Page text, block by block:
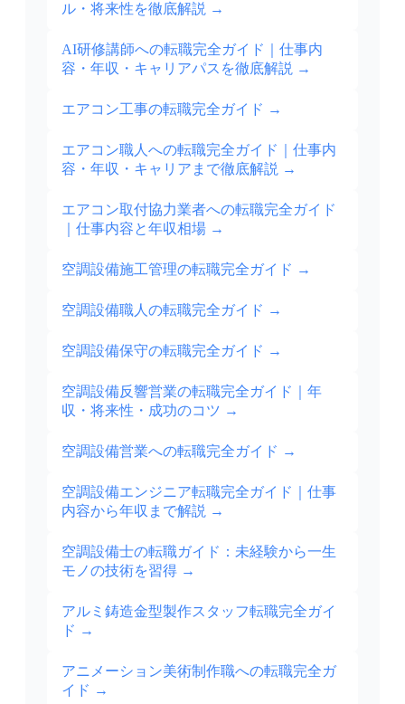
ル・将来性を徹底解説 →
AI研修講師への転職完全ガイド｜仕事内
容・年収・キャリアパスを徹底解説 →
エアコン工事の転職完全ガイド →
エアコン職人への転職完全ガイド｜仕事内
容・年収・キャリアまで徹底解説 →
エアコン取付協力業者への転職完全ガイド
｜仕事内容と年収相場 →
空調設備施工管理の転職完全ガイド →
空調設備職人の転職完全ガイド →
空調設備保守の転職完全ガイド →
空調設備反響営業の転職完全ガイド｜年
収・将来性・成功のコツ →
空調設備営業への転職完全ガイド →
空調設備エンジニア転職完全ガイド｜仕事
内容から年収まで解説 →
空調設備士の転職ガイド：未経験から一生
モノの技術を習得 →
アルミ鋳造金型製作スタッフ転職完全ガイ
ド →
アニメーション美術制作職への転職完全ガ
イド →